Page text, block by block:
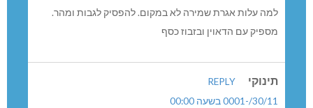
למה עלות אגרת שמירה לא במקום. להפסיק לגבות ומהר.
מספיק עם הדאוין ובזבוז כסף
תינוקי
REPLY
30/11/-0001 בשעה 00:00